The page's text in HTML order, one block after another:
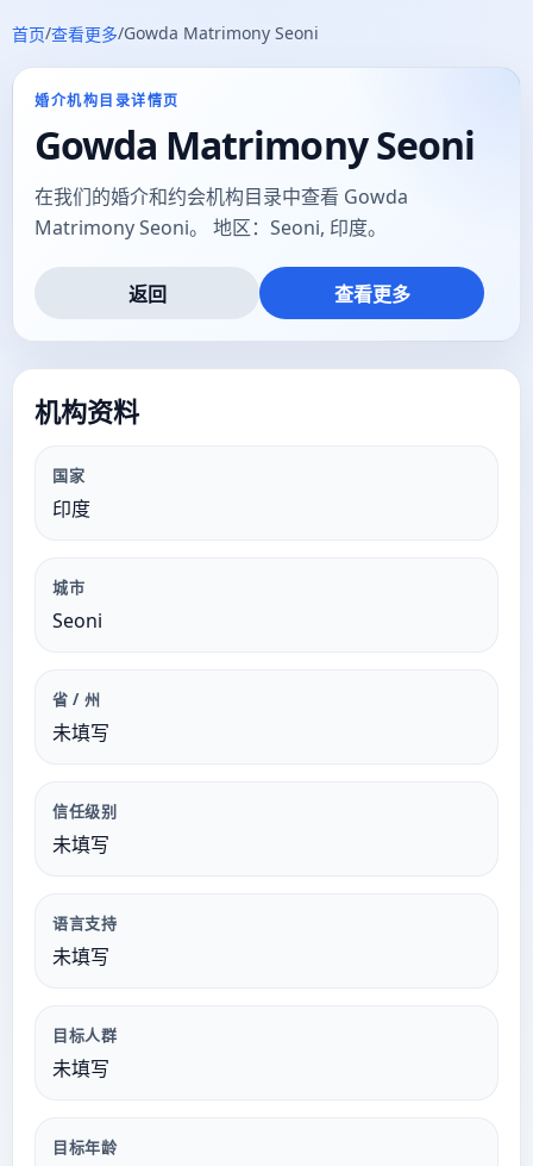
首页/查看更多/Gowda Matrimony Seoni
婚介机构目录详情页
Gowda Matrimony Seoni
在我们的婚介和约会机构目录中查看 Gowda
Matrimony Seoni。 地区：Seoni, 印度。
返回 查看更多
机构资料
国家
印度
城市
Seoni
省 / 州
未填写
信任级别
未填写
语言支持
未填写
目标人群
未填写
目标年龄